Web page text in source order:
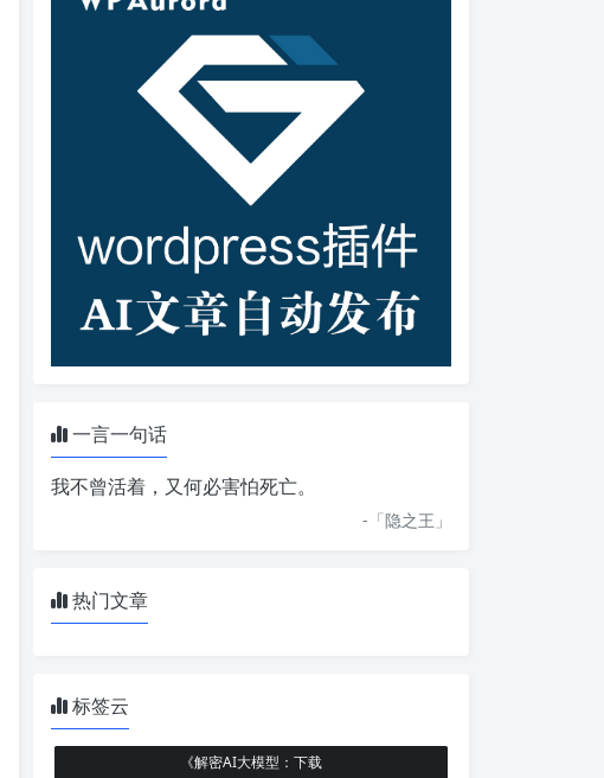
一言一句话
我不曾活着，又何必害怕死亡。
-「隐之王 」
热门文章
标签云
《解密AI大模型：下载